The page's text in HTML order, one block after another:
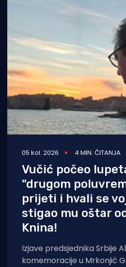
05 kol. 2026 4 MIN. ČITANJA
Vučić počeo
"drugom
prijeti i hvali se
stigao mu oštar
Knina!
Izjave predsjednika Srbije
komemoracije u Mrkonjić